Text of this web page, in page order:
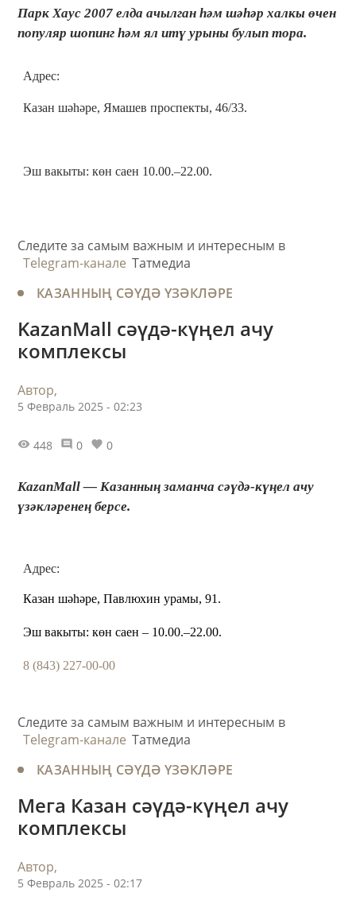
Парк Хаус 2007 елда ачылган һәм шәһәр халкы өчен
популяр шопинг һәм ял итү урыны булып тора.
Адрес:
Казан шәһәре, Ямашев проспекты, 46/33.
Эш вакыты: көн саен 10.00.–22.00.
Следите за самым важным и интересным в
Telegram-канале Татмедиа
КАЗАННЫҢ СӘҮДӘ ҮЗӘКЛӘРЕ
KazanMall сәүдә-күңел ачу
комплексы
Автор,
5 Февраль 2025 - 02:23
448 0 0
KazanMall — Казанның заманча сәүдә-күңел ачу
үзәкләренең берсе.
Адрес:
Казан шәһәре, Павлюхин урамы, 91.
Эш вакыты: көн саен – 10.00.–22.00.
8 (843) 227-00-00
Следите за самым важным и интересным в
Telegram-канале Татмедиа
КАЗАННЫҢ СӘҮДӘ ҮЗӘКЛӘРЕ
Мега Казан сәүдә-күңел ачу
комплексы
Автор,
5 Февраль 2025 - 02:17